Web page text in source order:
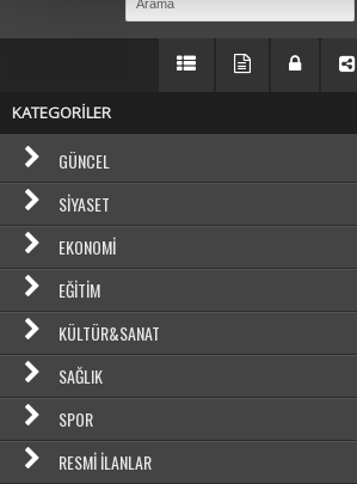
KATEGORİLER
GÜNCEL
SIYASET
EKONOMI
EĞITIM
KÜLTÜR&SANAT
SAĞLIK
SPOR
RESMI İLANLAR